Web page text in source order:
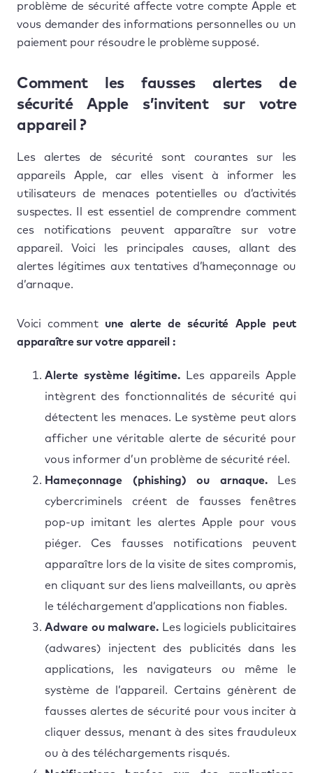
problème de sécurité affecte votre compte Apple et
vous demander des informations personnelles ou un
paiement pour résoudre le problème supposé.
Comment les fausses alertes de
sécurité Apple s’invitent sur votre
appareil ?
Les alertes de sécurité sont courantes sur les
appareils Apple, car elles visent à informer les
utilisateurs de menaces potentielles ou d’activités
suspectes. Il est essentiel de comprendre comment
ces notifications peuvent apparaître sur votre
appareil. Voici les principales causes, allant des
alertes légitimes aux tentatives d’hameçonnage ou
d’arnaque.
Voici comment une alerte de sécurité Apple peut
apparaître sur votre appareil :
Alerte système légitime.
Les appareils Apple
intègrent des fonctionnalités de sécurité qui
détectent les menaces. Le système peut alors
afficher une véritable alerte de sécurité pour
vous informer d’un problème de sécurité réel.
Hameçonnage (phishing) ou arnaque.Les
cybercriminels créent de fausses fenêtres
pop-up imitant les alertes Apple pour vous
piéger. Ces fausses notifications peuvent
apparaître lors de la visite de sites compromis,
en cliquant sur des liens malveillants, ou après
le téléchargement d’applications non fiables.
Adware ou malware. Les logiciels publicitaires
(adwares) injectent des publicités dans les
applications, les navigateurs ou même le
système de l’appareil. Certains génèrent de
fausses alertes de sécurité pour vous inciter à
cliquer dessus, menant à des sites frauduleux
ou à des téléchargements risqués.